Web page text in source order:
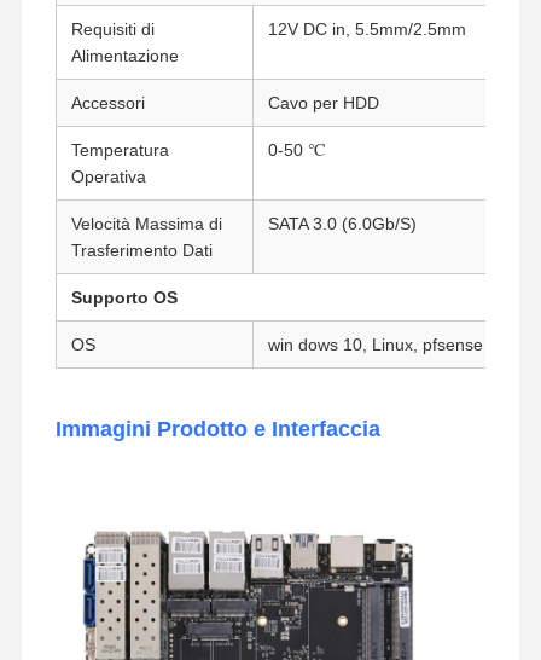
Core Mini PC
Scheda madre firewall
Requisiti di
Alimentazione
12V DC in, 5.5mm/2.5mm
Accessori Cavo per HDD
Temperatura
Operativa
0-50 ℃
Velocità Massima di
Trasferimento Dati
SATA 3.0 (6.0Gb/S)
Supporto OS
OS win dows 10, Linux, pfsense ecc.
Immagini Prodotto e Interfaccia